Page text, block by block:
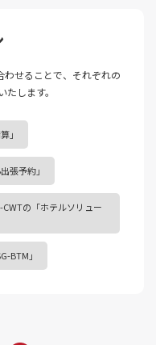
せることで、それぞれの
します。
」
張予約」
の「ホテルソリュー
BTM」